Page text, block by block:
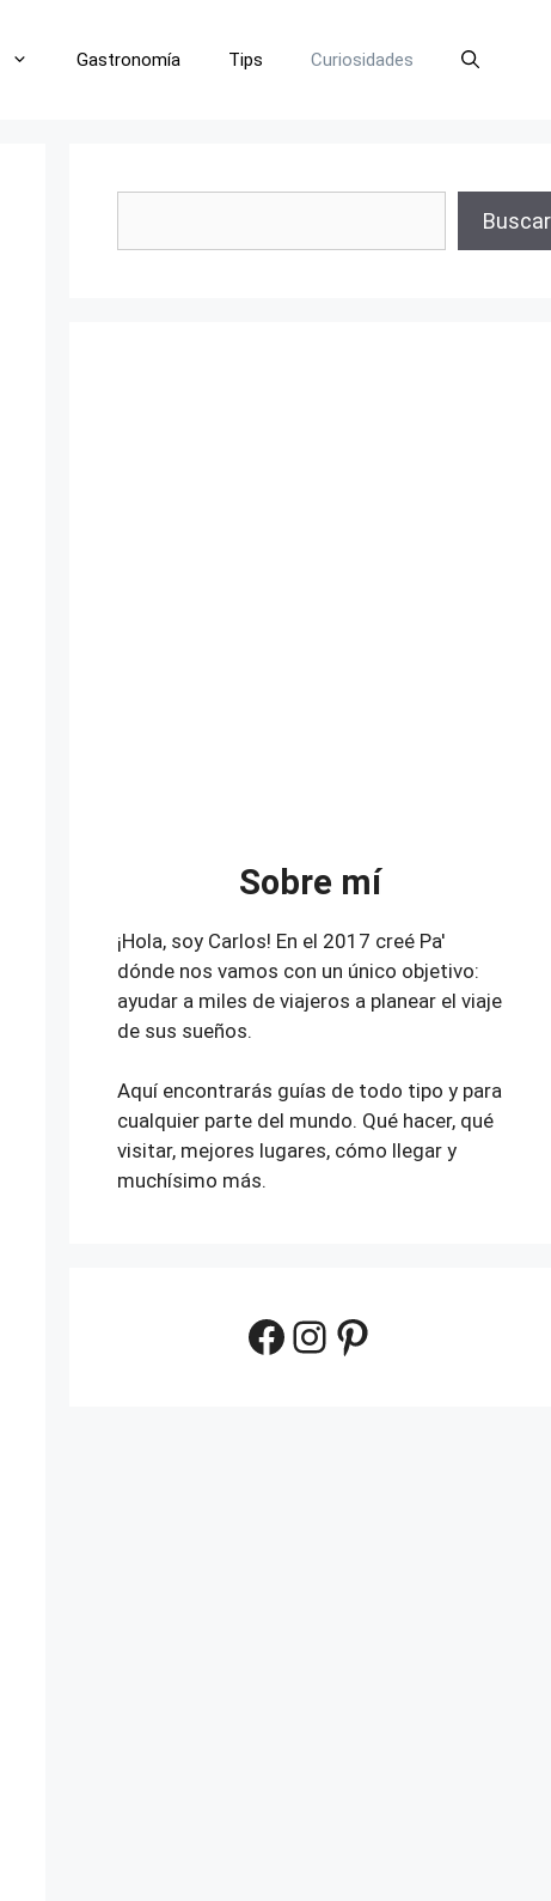
Gastronomía Tips Curiosidades
Buscar
Sobre mí
¡Hola, soy Carlos! En el 2017 creé Pa'
dónde nos vamos con un único objetivo:
ayudar a miles de viajeros a planear el viaje
de sus sueños.
Aquí encontrarás guías de todo tipo y para
cualquier parte del mundo. Qué hacer, qué
visitar, mejores lugares, cómo llegar y
muchísimo más.
Facebook
Instagram
Pinterest